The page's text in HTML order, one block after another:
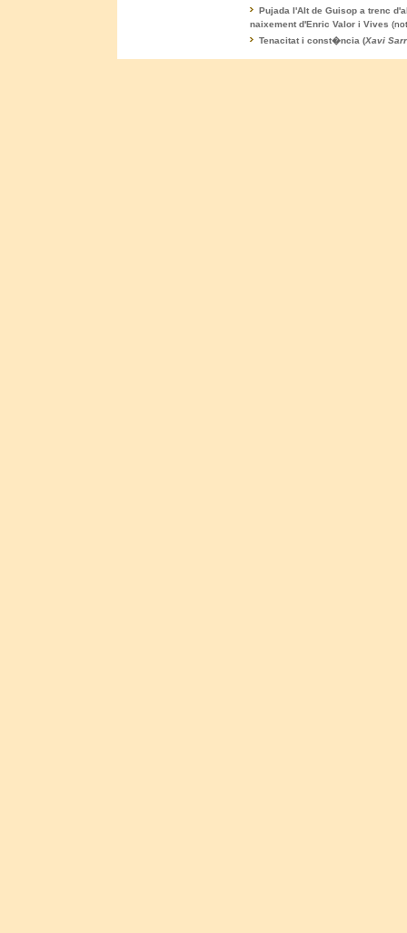
Pujada l'Alt de Guisop a trenc
naixement d'Enric Valor i Vives
Tenacitat i const�ncia (Xavi